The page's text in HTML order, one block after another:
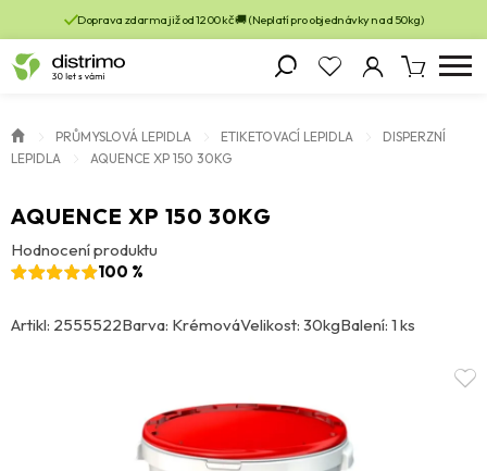
Doprava zdarma již od 1200 kč 🚚 (Neplatí pro objednávky nad 50kg)
PRŮMYSLOVÁ LEPIDLA ETIKETOVACÍ LEPIDLA
DISPERZNÍ
LEPIDLA
AQUENCE XP 150 30KG
AQUENCE XP 150 30KG
Hodnocení produktu
100 %
Artikl: 2555522Barva: KrémováVelikost: 30kgBalení: 1 ks